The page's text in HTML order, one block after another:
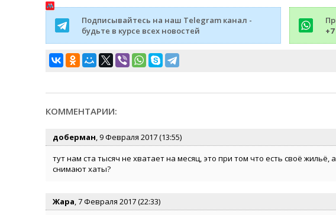
Подписывайтесь на наш Telegram канал -
будьте в курсе всех новостей
+7
КОММЕНТАРИИ:
доберман, 9 Февраля 2017 (13:55)
тут нам ста тысяч не хватает на месяц, это при том что есть своё
снимают хаты?
Жара, 7 Февраля 2017 (22:33)